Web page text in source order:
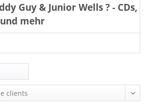
Guy & Junior Wells? - CDs,
mehr